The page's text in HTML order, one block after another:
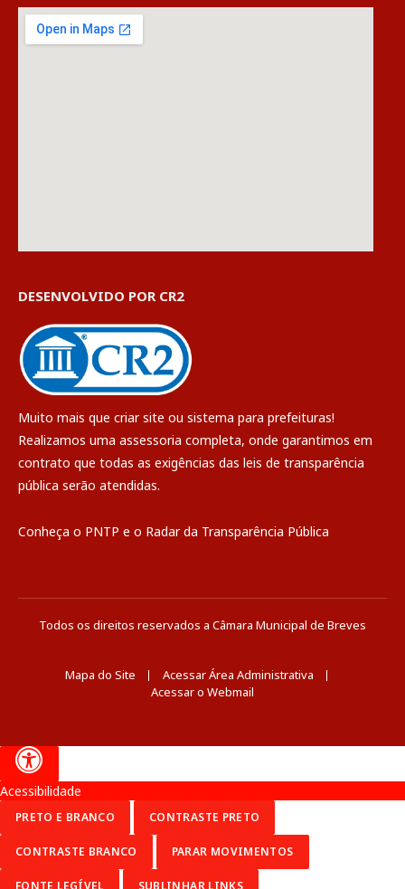
DESENVOLVIDO POR CR2
Muito mais que criar site ou sistema para prefeituras!
Realizamos uma assessoria completa, onde garantimos em
contrato que todas as exigências das leis de transparência
pública serão atendidas.
Conheça o PNTP e o Radar da Transparência Pública
Todos os direitos reservados a Câmara Municipal de Breves
Mapa do Site
Acessar Área Administrativa
Acessar o Webmail
Acessibilidade
PRETO E BRANCO CONTRASTE PRETO
CONTRASTE BRANCO PARAR MOVIMENTOS
FONTE LEGÍVEL SUBLINHAR LINKS